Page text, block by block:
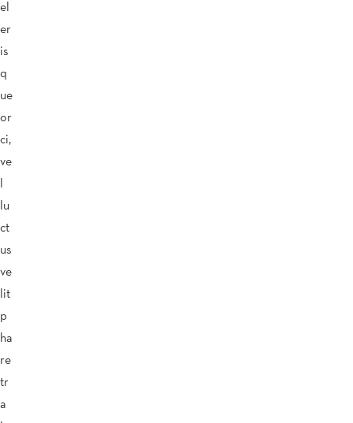
el
er
is
q
ue
or
ci,
ve
l
lu
ct
us
ve
lit
p
ha
re
tr
a